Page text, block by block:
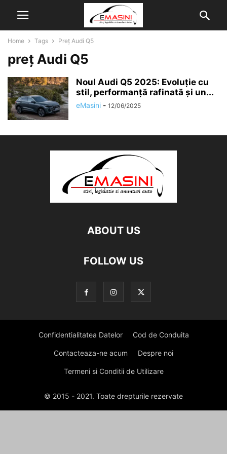
Home Tags Preț Audi Q5
preț Audi Q5
Noul Audi Q5 2025: Evoluție cu
stil, performanță rafinată și un...
eMasini - 12/06/2025
ABOUT US
FOLLOW US
Confidentialitatea Datelor Cod de Conduita
Contacteaza-ne acum Despre noi
Termeni si Conditii de Utilizare
© 2015 - 2021. Toate drepturile rezervate